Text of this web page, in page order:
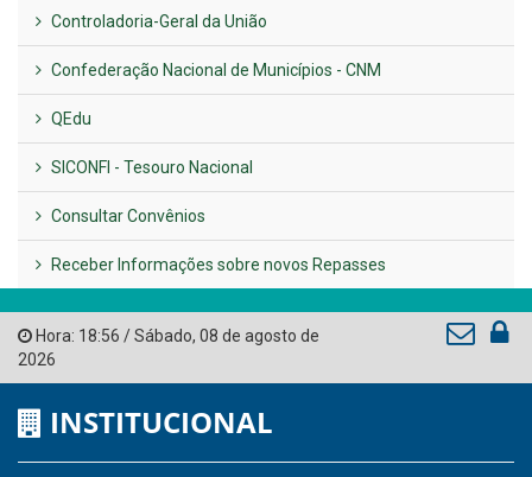
LINKS ÚTEIS
AMUPE
Governo de Pernambuco
Tribunal de Contas do Estado de Pernambuco
Ministério Público do Estado de Pernambuco
Controladoria-Geral da União
Confederação Nacional de Municípios - CNM